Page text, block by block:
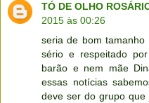
TÓ DE OLHO
2015 às 00:26
seria de bom
sério e respeitado
barão e nem mãe
essas notícias
deve ser do grupo